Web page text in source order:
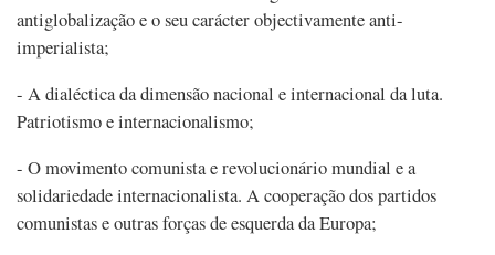
antiglobalização e o seu carácter objectivamente anti-
imperialista;
- A dialéctica da dimensão nacional e internacional da luta.
Patriotismo e internacionalismo;
- O movimento comunista e revolucionário mundial e a
solidariedade internacionalista. A cooperação dos partidos
comunistas e outras forças de esquerda da Europa;